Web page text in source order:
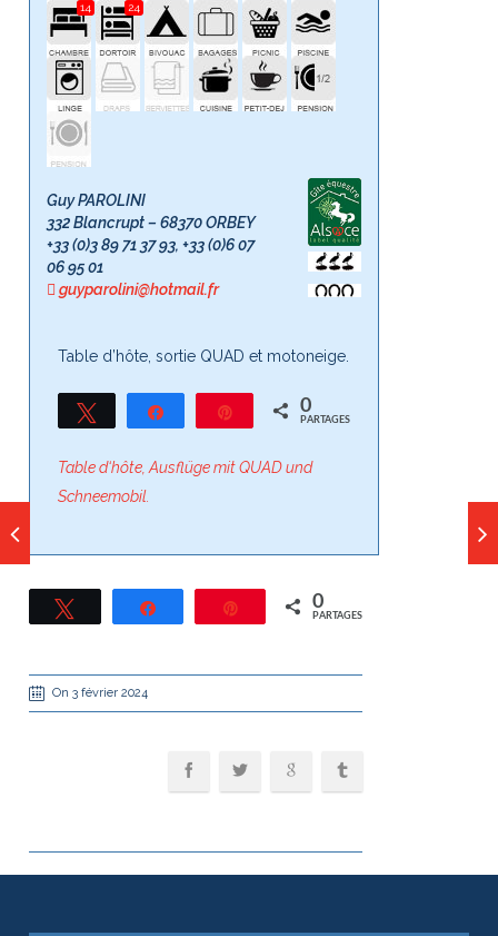
14 24
Guy PAROLINI
332 Blancrupt – 68370 ORBEY
+33 (0)3 89 71 37 93, +33 (0)6 07
06 95 01
guyparolini@hotmail.fr
Table d’hôte, sortie QUAD et motoneige.
Tweetez Partagez Épingle 0
PARTAGES
Table d‘hôte, Ausflüge mit QUAD und
Schneemobil.
Tweetez Partagez Épingle 0
PARTAGES
On 3 février 2024